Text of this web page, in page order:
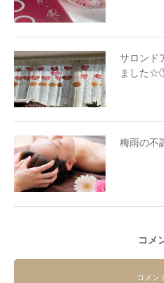
サロンド
ました
梅雨の不
コメ
コメン